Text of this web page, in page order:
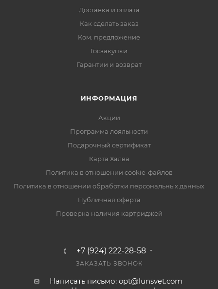
Доставка и оплата
Как сделать заказ
Ком. предложение
Госзакупки
Гарантии и возврат
ИНФОРМАЦИЯ
Акции
Программа лояльности
Подарочный сертификат
Карта Халва
Политика в отношении cookie-файлов
Политика в отношении обработки персональных данных
Публичная оферта
Проверка наличия картриджей
+7 (924) 222-28-58
ЗАКАЗАТЬ ЗВОНОК
Написать письмо: opt@lunsvet.com